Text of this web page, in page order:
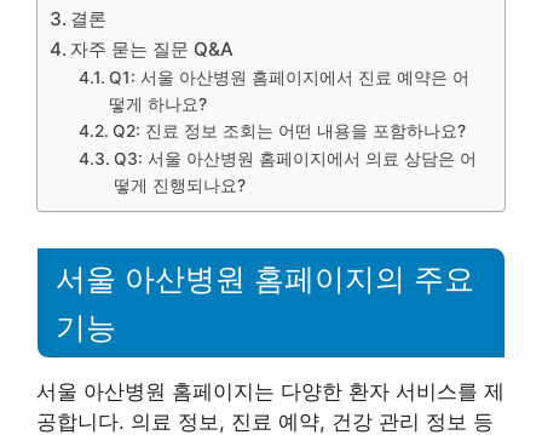
결론
자주 묻는 질문 Q&A
Q1: 서울 아산병원 홈페이지에서 진료 예약은 어
떻게 하나요?
Q2: 진료 정보 조회는 어떤 내용을 포함하나요?
Q3: 서울 아산병원 홈페이지에서 의료 상담은 어
떻게 진행되나요?
서울 아산병원 홈페이지의 주요
기능
서울 아산병원 홈페이지는 다양한 환자 서비스를 제
공합니다. 의료 정보, 진료 예약, 건강 관리 정보 등